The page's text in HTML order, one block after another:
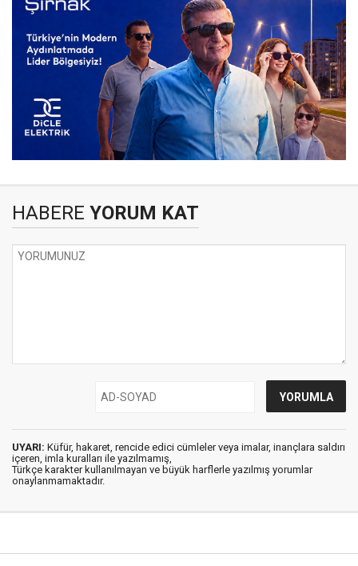
HABERE YORUM KAT
UYARI: Küfür, hakaret, rencide edici cümleler veya imalar, inançlara saldırı
içeren, imla kuralları ile yazılmamış,
Türkçe karakter kullanılmayan ve büyük harflerle yazılmış yorumlar
onaylanmamaktadır.